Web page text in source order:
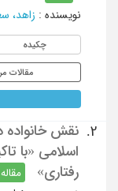
نویسنده : زاهد،
چکیده
مقالات
2.
نقش خانواده
اسلامی «با
رفتاری»
مقاله